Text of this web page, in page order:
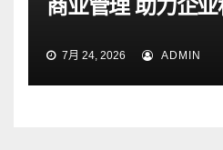
商业管理 助力企
7月 24, 2026 ADMIN